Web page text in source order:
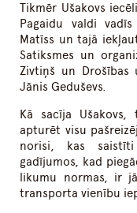
Tikmēr Ušakovs
Pagaidu valdi
Matīss un tajā
Satiksmes un
Zivtiņš un Drošības
Jānis Geduševs.
Kā sacīja
apturēt visu
norisi, kas
gadījumos, kad
likumu normas, ir
transporta vienību